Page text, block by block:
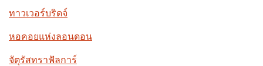
ทาวเวอร์บริดจ์
หอคอยแห่งลอนดอน
จัตุรัสทราฟัลการ์